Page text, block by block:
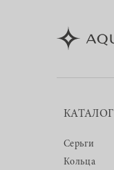
КАТАЛОГ
Серьги
Кольца